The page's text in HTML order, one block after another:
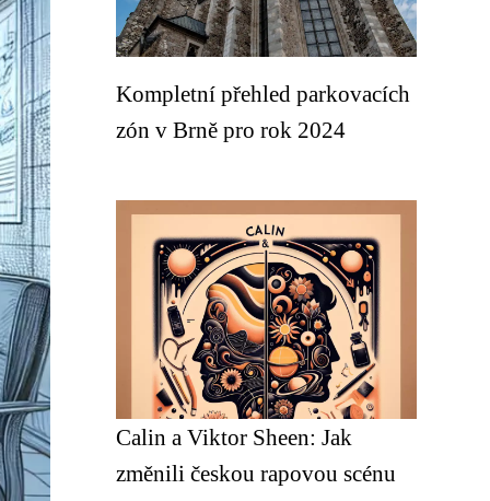
Kompletní přehled parkovacích
zón v Brně pro rok 2024
Calin a Viktor Sheen: Jak
změnili českou rapovou scénu